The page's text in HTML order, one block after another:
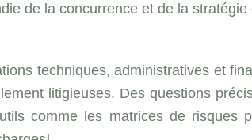
de la concurrence et de la
techniques, administratives et
litigieuses. Des questions
comme les matrices de risques